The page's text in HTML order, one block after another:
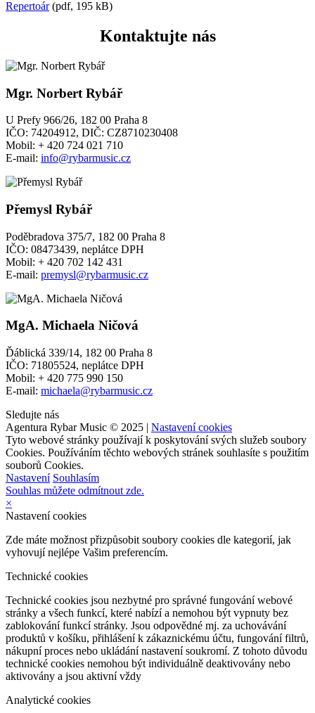
Repertoár(pdf, 195 kB)
Kontaktujte nás
Mgr. Norbert Rybář
U Prefy 966/26, 182 00 Praha 8
IČO: 74204912, DIČ: CZ8710230408
Mobil: + 420 724 021 710
E-mail: info@rybarmusic.cz
Přemysl Rybář
Poděbradova 375/7, 182 00 Praha 8
IČO: 08473439, neplátce DPH
Mobil: + 420 702 142 431
E-mail: premysl@rybarmusic.cz
MgA. Michaela Ničová
Ďáblická 339/14, 182 00 Praha 8
IČO: 71805524, neplátce DPH
Mobil: + 420 775 990 150
E-mail: michaela@rybarmusic.cz
Sledujte nás
Agentura Rybar Music © 2025 | Nastavení cookies
Tyto webové stránky používají k poskytování svých služeb soubory
Cookies. Používáním těchto webových stránek souhlasíte s použitím
souborů Cookies.
Nastavení Souhlasím
Souhlas můžete odmítnout zde.
×
Nastavení cookies
Zde máte možnost přizpůsobit soubory cookies dle kategorií, jak
vyhovují nejlépe Vašim preferencím.
Technické cookies
Technické cookies jsou nezbytné pro správné fungování webové
stránky a všech funkcí, které nabízí a nemohou být vypnuty bez
zablokování funkcí stránky. Jsou odpovědné mj. za uchovávání
produktů v košíku, přihlášení k zákaznickému účtu, fungování filtrů,
nákupní proces nebo ukládání nastavení soukromí. Z tohoto důvodu
technické cookies nemohou být individuálně deaktivovány nebo
aktivovány a jsou aktivní vždy
Analytické cookies